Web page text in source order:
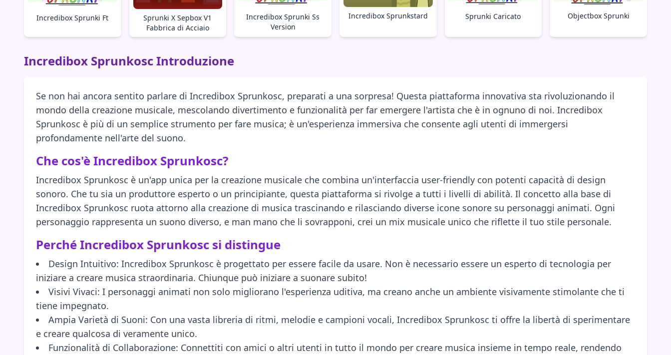
Incredibox Sprunki Ft
Sprunki X Sepbox V1
Fabbrica di Acciaio
Incredibox Sprunki Ss
Version
Incredibox Sprunkstard Sprunki Caricato Objectbox Sprunki
Incredibox Sprunkosc Introduzione
Se non hai ancora sentito parlare di Incredibox Sprunkosc, preparati a una sorpresa! Questa piattaforma innovativa sta rivoluzionando il
mondo della creazione musicale, mescolando divertimento e funzionalità per far emergere l'artista che è in ognuno di noi. Incredibox
Sprunkosc è più di un semplice strumento per fare musica; è un'esperienza immersiva che consente agli utenti di immergersi
profondamente nell'arte del suono.
Che cos'è Incredibox Sprunkosc?
Incredibox Sprunkosc è un'app unica per la creazione musicale che combina un'interfaccia user-friendly con potenti capacità di design
sonoro. Che tu sia un produttore esperto o un principiante, questa piattaforma si rivolge a tutti i livelli di abilità. Il concetto alla base di
Incredibox Sprunkosc ruota attorno alla creazione di musica trascinando e rilasciando diverse icone sonore su personaggi animati. Ogni
personaggio rappresenta un suono diverso, e man mano che li sovrapponi, crei un mix musicale unico che riflette il tuo stile personale.
Perché Incredibox Sprunkosc si distingue
Design Intuitivo: Incredibox Sprunkosc è progettato per essere facile da usare. Non è necessario essere un esperto di tecnologia per
iniziare a creare musica straordinaria. Chiunque può iniziare a suonare subito!
Visivi Vivaci: I personaggi animati non solo migliorano l'esperienza uditiva, ma creano anche un ambiente visivamente stimolante che ti
tiene impegnato.
Ampia Varietà di Suoni: Con una vasta libreria di ritmi, melodie e campioni vocali, Incredibox Sprunkosc ti offre la libertà di sperimentare
e creare qualcosa di veramente unico.
Funzionalità di Collaborazione: Connettiti con amici o altri utenti in tutto il mondo per creare musica insieme in tempo reale, rendendo